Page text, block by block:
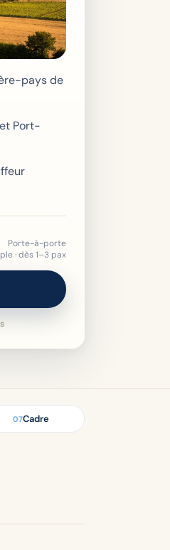
pays de
Port-
Porte-à-porte
· dès 1–3 pax
07Cadre